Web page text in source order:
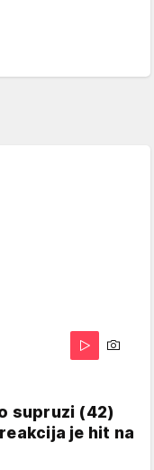
supruzi (42)
je hit na